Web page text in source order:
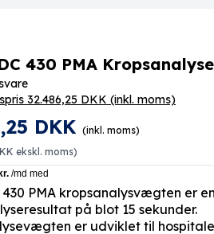
430 PMA
32.486,25 DKK (inkl. moms)
DKK (inkl. moms)
ekskl. moms)
430 PMA kropsanalysvægten er
på blot 15 sekunder.
er udviklet til